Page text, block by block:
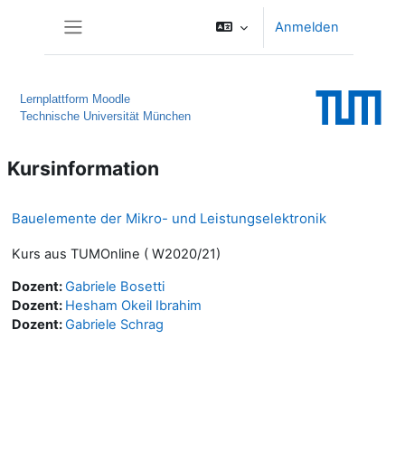
Anmelden
Lernplattform Moodle
Technische Universität München
Kursinformation
Bauelemente der Mikro- und Leistungselektronik
Kurs aus TUMOnline ( W2020/21)
Dozent:Gabriele Bosetti
Dozent: Hesham Okeil Ibrahim
Dozent:Gabriele Schrag